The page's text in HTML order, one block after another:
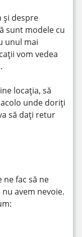
și despre
sunt modele cu
unul mai
vom vedea
locația, să
unde doriți
să dați retur
fac să ne
avem nevoie.